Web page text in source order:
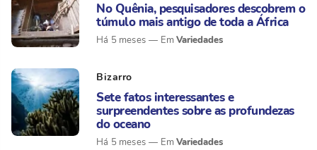
No Quênia, pesquisadores descobrem o
túmulo mais antigo de toda a África
Há 5 meses Variedades
Bizarro
Sete fatos interessantes e
surpreendentes sobre as profundezas
do oceano
Há 5 meses Variedades